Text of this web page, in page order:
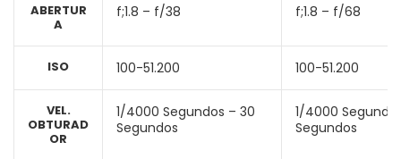
ABERTUR
A
ISO
VEL.
OBTURAD
OR
f;1.8 – f/38
100-51.200
1/4000 Segundos – 30
Segundos
f;1.8 – f/68
100-51.200
1/4000
Segundos